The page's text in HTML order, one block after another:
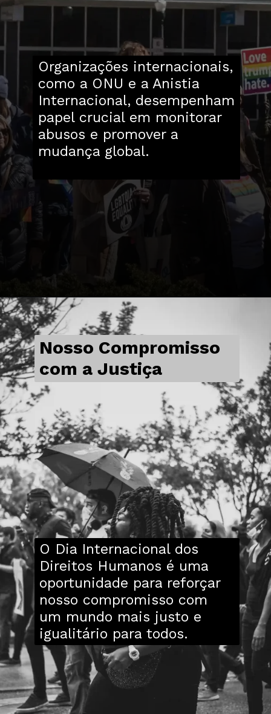
Organizações internacionais,
como a ONU e a Anistia
Internacional, desempenham
papel crucial em monitorar
abusos e promover a
mudança global.
Nosso Compromisso
com a Justiça
O Dia Internacional dos
Direitos Humanos é uma
oportunidade para reforçar
nosso compromisso com
um mundo mais justo e
igualitário para todos.